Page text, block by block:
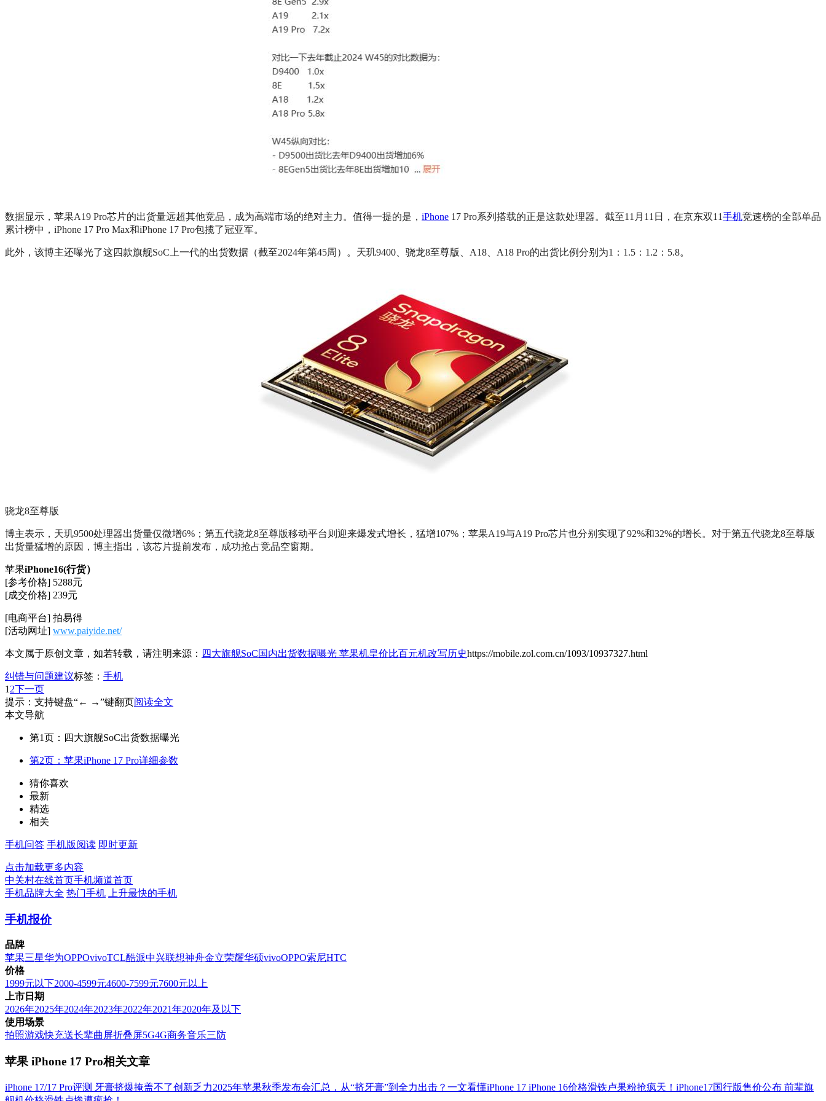
数据显示，苹果A19 Pro芯片的出货量远超其他竞品，成为高端市场的绝对主力。值得一提的是， iPhone 17 Pro系列搭载的正是这款处理器。截至11月11日，在京东双11手机竞速榜的全部单品
累计榜中，iPhone 17 Pro Max和iPhone 17 Pro包揽了冠亚军。
此外，该博主还曝光了这四款旗舰SoC上一代的出货数据（截至2024年第45周）。天玑9400、骁龙8至尊版、A18、A18 Pro的出货比例分别为1：1.5：1.2：5.8。
骁龙8至尊版
博主表示，天玑9500处理器出货量仅微增6%；第五代骁龙8至尊版移动平台则迎来爆发式增长，猛增107%；苹果A19与A19 Pro芯片也分别实现了92%和32%的增长。对于第五代骁龙8至尊版
出货量猛增的原因，博主指出，该芯片提前发布，成功抢占竞品空窗期。
苹果iPhone16(行货）
[参考价格] 5288元
[成交价格] 239元
[电商平台] 拍易得
[活动网址] www.paiyide.net/
本文属于原创文章，如若转载，请注明来源： 四大旗舰SoC国内出货数据曝光 苹果机皇价比百元机改写历史https://mobile.zol.com.cn/1093/10937327.html
纠错与问题建议标签： 手机
1 2下一页
提示：支持键盘“← →”键翻页阅读全文
本文导航
第1页：四大旗舰SoC出货数据曝光
第2页：苹果iPhone 17 Pro详细参数
猜你喜欢
最新
精选
相关
手机问答 手机版阅读 即时更新
点击加载更多内容
中关村在线首页手机频道首页
手机品牌大全 热门手机 上升最快的手机
手机报价
品牌
苹果三星华为OPPOvivoTCL酷派中兴联想神舟金立荣耀华硕vivoOPPO索尼HTC
价格
1999元以下2000-4599元4600-7599元7600元以上
上市日期
2026年2025年2024年2023年2022年2021年2020年及以下
使用场景
拍照游戏快充送长辈曲屏折叠屏5G4G商务音乐三防
苹果 iPhone 17 Pro相关文章
iPhone 17/17 Pro评测 牙膏挤爆掩盖不了创新乏力2025年苹果秋季发布会汇总，从“挤牙膏”到全力出击？ 一文看懂iPhone 17 iPhone 16价格滑铁卢果粉抢疯天！ iPhone17国行版售价公布 前辈旗